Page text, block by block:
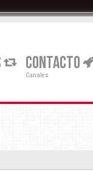
CONTACTO
Canales